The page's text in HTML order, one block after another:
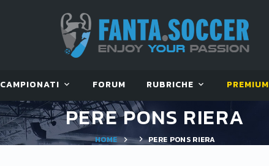
CAMPIONATI FORUM RUBRICHE PREMIUM
PERE PONS RIERA
HOME PERE PONS RIERA